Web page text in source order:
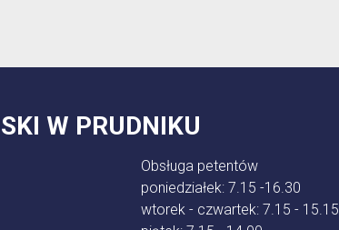
W PRUDNIKU
Obsługa petentów
poniedziałek: 7.15 -16.30
wtorek - czwartek: 7.15 - 15.15